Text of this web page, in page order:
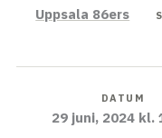
Uppsala 86ers
DATUM
29 juni, 2024 kl.